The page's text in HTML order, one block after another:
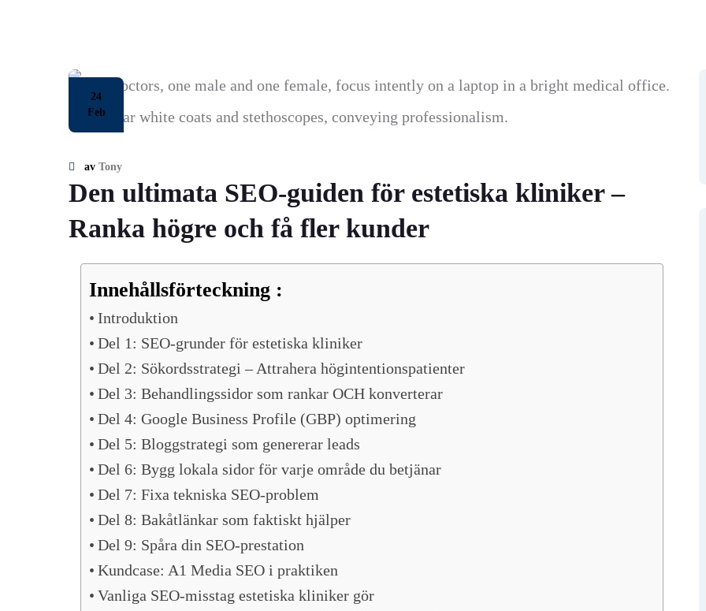
24
Feb
av Tony
Den ultimata SEO-guiden för estetiska kliniker –
Ranka högre och få fler kunder
Innehållsförteckning :
Introduktion
Del 1: SEO-grunder för estetiska kliniker
Del 2: Sökordsstrategi – Attrahera högintentionspatienter
Del 3: Behandlingssidor som rankar OCH konverterar
Del 4: Google Business Profile (GBP) optimering
Del 5: Bloggstrategi som genererar leads
Del 6: Bygg lokala sidor för varje område du betjänar
Del 7: Fixa tekniska SEO-problem
Del 8: Bakåtlänkar som faktiskt hjälper
Del 9: Spåra din SEO-prestation
Kundcase: A1 Media SEO i praktiken
Vanliga SEO-misstag estetiska kliniker gör